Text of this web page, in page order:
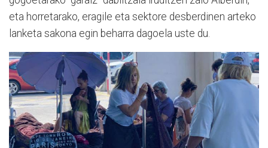
eta horretarako, eragile eta sektore desberdinen arteko
lanketa sakona egin beharra dagoela uste du.